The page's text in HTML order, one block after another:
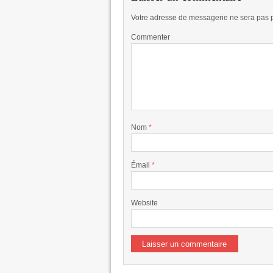
Votre adresse de messagerie ne sera pas
Commenter
Nom *
Émail *
Website